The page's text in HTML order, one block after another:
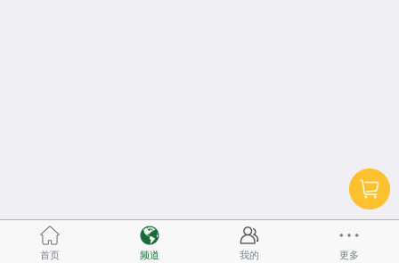
首页 频道 我的 更多